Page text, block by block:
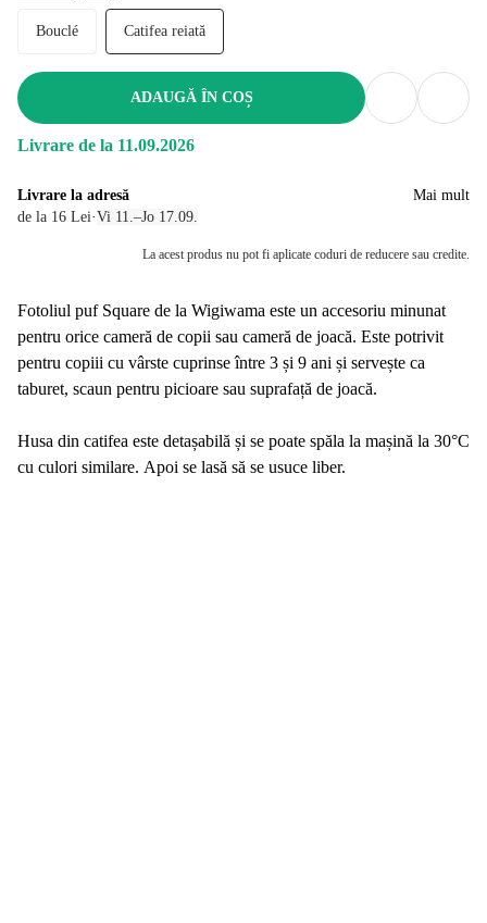
Bouclé Catifea reiată
ADAUGĂ ÎN COȘ
Livrare de la 11.09.2026
Livrare la adresă
de la 16 Lei·Vi 11.–Jo 17.09.
Mai mult
La acest produs nu pot fi aplicate coduri de reducere sau credite.
Fotoliul puf Square de la Wigiwama este un accesoriu minunat
pentru orice cameră de copii sau cameră de joacă. Este potrivit
pentru copiii cu vârste cuprinse între 3 și 9 ani și servește ca
taburet, scaun pentru picioare sau suprafață de joacă.
Husa din catifea este detașabilă și se poate spăla la mașină la 30°C
cu culori similare. Apoi se lasă să se usuce liber.